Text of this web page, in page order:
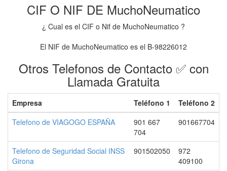
CIF O NIF DE MuchoNeumatico
¿ Cual es el CIF o Nif de MuchoNeumatico ?
El NIF de MuchoNeumatico es el B-98226012
Otros Telefonos de Contacto ✅ con
Llamada Gratuita
Empresa Teléfono 1
Teléfono 2
Telefono de VIAGOGO ESPAÑA
901 667
704
901667704
Telefono de Seguridad Social INSS
Girona
901502050
972
409100